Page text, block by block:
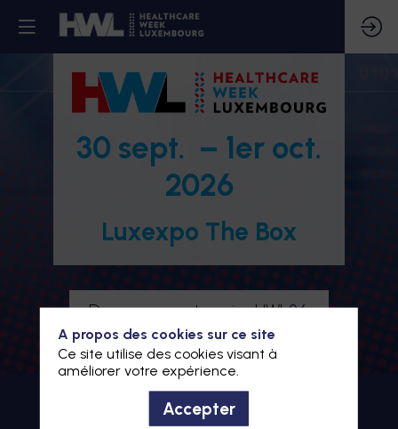
30 sept. – 1er oct.
2026
Luxexpo The Box
Devenez partenaire HWL26
Je m'inscris à HWL26
A propos des cookies sur ce site
Ce site utilise des cookies visant à
améliorer votre expérience.
Accepter